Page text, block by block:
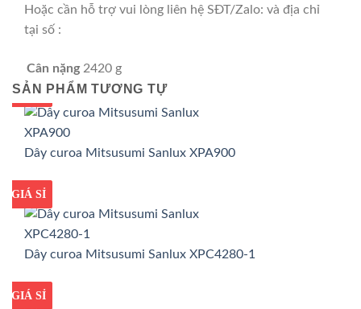
Hoặc cần hỗ trợ vui lòng liên hệ SĐT/Zalo: và địa chỉ
tại số :
Cân nặng 2420 g
SẢN PHẨM TƯƠNG TỰ
GIÁ TỐT
GIÁ SỈ
Dây curoa Mitsusumi Sanlux XPA900
GIÁ TỐT
GIÁ SỈ
Dây curoa Mitsusumi Sanlux XPC4280-1
GIÁ TỐT
GIÁ SỈ